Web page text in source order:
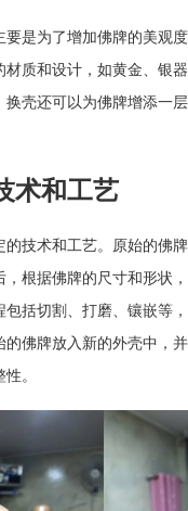
要是为了增加佛牌的美观
材质和设计，如黄金、银
换壳还可以为佛牌增添一
术和工艺
的技术和工艺。原始的佛
，根据佛牌的尺寸和形状
包括切割、打磨、镶嵌等
的佛牌放入新的外壳中，
。